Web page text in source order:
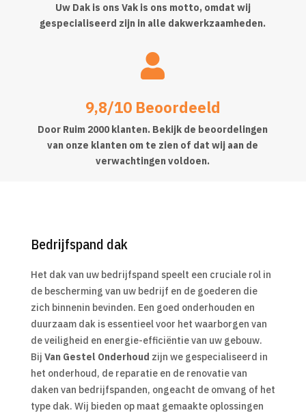
Uw Dak is ons Vak is ons motto, omdat wij
gespecialiseerd zijn in alle dakwerkzaamheden.

9,8/10 Beoordeeld
Door Ruim 2000 klanten. Bekijk de beoordelingen
van onze klanten om te zien of dat wij aan de
verwachtingen voldoen.
Bedrijfspand dak
Het dak van uw bedrijfspand speelt een cruciale rol in
de bescherming van uw bedrijf en de goederen die
zich binnenin bevinden. Een goed onderhouden en
duurzaam dak is essentieel voor het waarborgen van
de veiligheid en energie-efficiëntie van uw gebouw.
Bij Van Gestel Onderhoud zijn we gespecialiseerd in
het onderhoud, de reparatie en de renovatie van
daken van bedrijfspanden, ongeacht de omvang of het
type dak. Wij bieden op maat gemaakte oplossingen